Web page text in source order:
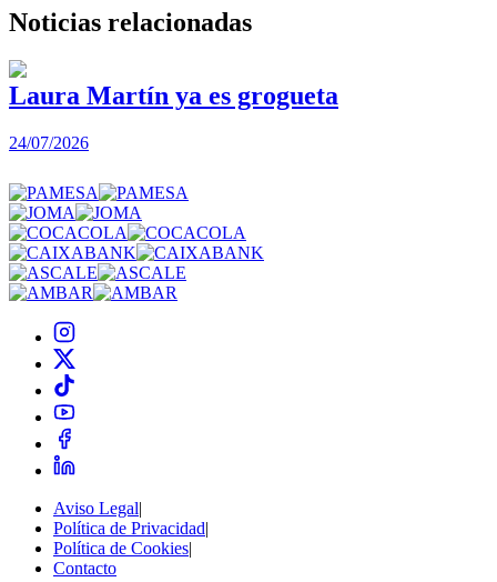
Noticias relacionadas
Laura Martín ya es grogueta
24/07/2026
Aviso Legal|
Política de Privacidad|
Política de Cookies|
Contacto